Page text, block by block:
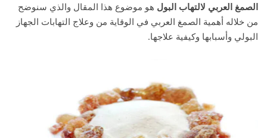
الصمغ العربي لالتهاب البول هو موضوع هذا المقال والذي سنوضح
من خلاله أهمية الصمغ العربي في الوقاية من وعلاج التهابات الجهاز
البولي وأسبابها وكيفية علاجها.